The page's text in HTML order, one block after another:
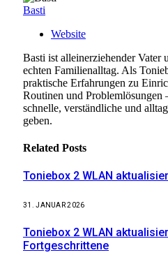
Basti
Website
Basti ist alleinerziehender Vater
echten Familienalltag. Als
praktische Erfahrungen zu
Routinen und Problemlösungen
schnelle, verständliche und
geben.
Related Posts
Toniebox 2 WLAN
31. JANUAR 2026
Toniebox 2 WLAN
Fortgeschrittene